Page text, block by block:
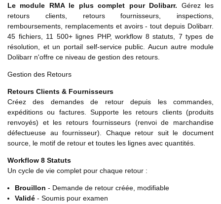
Le module RMA le plus complet pour Dolibarr. Gérez les
retours clients, retours fournisseurs, inspections,
remboursements, remplacements et avoirs - tout depuis Dolibarr.
45 fichiers, 11 500+ lignes PHP, workflow 8 statuts, 7 types de
résolution, et un portail self-service public. Aucun autre module
Dolibarr n'offre ce niveau de gestion des retours.
Gestion des Retours
Retours Clients & Fournisseurs
Créez des demandes de retour depuis les commandes,
expéditions ou factures. Supporte les retours clients (produits
renvoyés) et les retours fournisseurs (renvoi de marchandise
défectueuse au fournisseur). Chaque retour suit le document
source, le motif de retour et toutes les lignes avec quantités.
Workflow 8 Statuts
Un cycle de vie complet pour chaque retour :
Brouillon - Demande de retour créée, modifiable
Validé - Soumis pour examen